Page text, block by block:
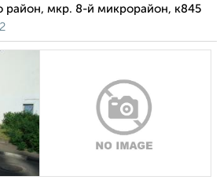
район, мкр. 8-й микрорайон, к845